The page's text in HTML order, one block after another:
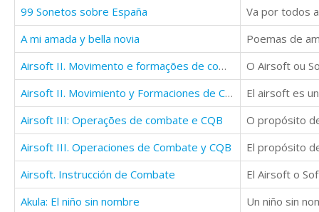
99 Sonetos sobre España
A mi amada y bella novia
Airsoft II. Movimento e formações de combate
O Airsoft ou
Airsoft II. Movimiento y Formaciones de Combate
Airsoft III: Operações de combate e CQB
Airsoft III. Operaciones de Combate y CQB
Airsoft. Instrucción de Combate
El Airsoft o
Akula: El niño sin nombre